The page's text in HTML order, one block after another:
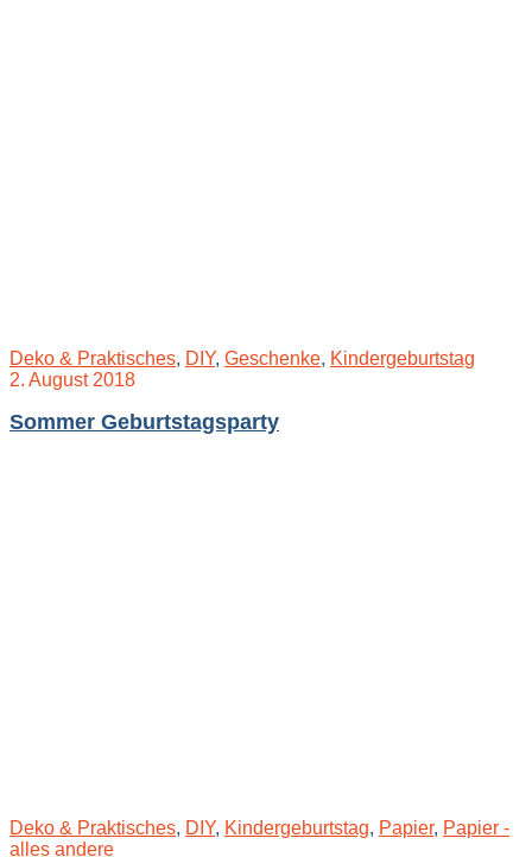
Deko & Praktisches, DIY, Geschenke, Kindergeburtstag
2. August 2018
Sommer Geburtstagsparty
Deko & Praktisches, DIY, Kindergeburtstag, Papier, Papier -
alles andere